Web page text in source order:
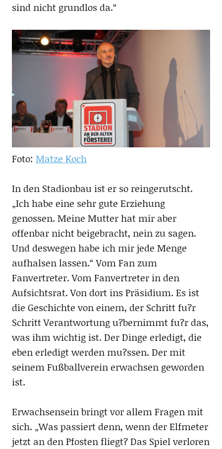
sind nicht grundlos da.“
Foto: Matze Koch
In den Stadionbau ist er so reingerutscht.
„Ich habe eine sehr gute Erziehung
genossen. Meine Mutter hat mir aber
offenbar nicht beigebracht, nein zu sagen.
Und deswegen habe ich mir jede Menge
aufhalsen lassen.“ Vom Fan zum
Fanvertreter. Vom Fanvertreter in den
Aufsichtsrat. Von dort ins Präsidium. Es ist
die Geschichte von einem, der Schritt fu?r
Schritt Verantwortung u?bernimmt fu?r das,
was ihm wichtig ist. Der Dinge erledigt, die
eben erledigt werden mu?ssen. Der mit
seinem Fußballverein erwachsen geworden
ist.
Erwachsensein bringt vor allem Fragen mit
sich. „Was passiert denn, wenn der Elfmeter
jetzt an den Pfosten fliegt? Das Spiel verloren